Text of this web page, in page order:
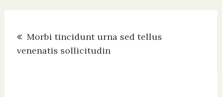
navigation
Morbi tincidunt urna sed tellus
venenatis sollicitudin